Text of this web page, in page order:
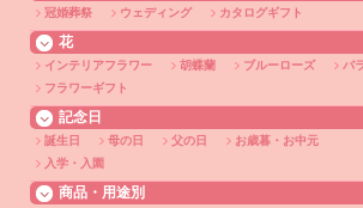
冠婚葬祭 ウェディング カタログギフト
花
インテリアフラワー 胡蝶蘭 ブルーローズ
バ
フラワーギフト
記念日
誕生日 母の日 父の日
お歳暮・お中元
入学・入園
商品・用途別